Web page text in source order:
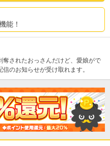
能！
奪されたおっさんだけど、愛娘がで
のお知らせが受け取れます。